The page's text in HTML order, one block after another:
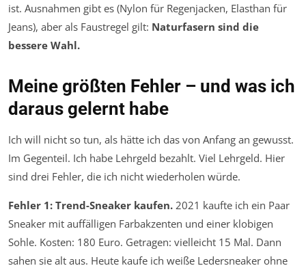
ist. Ausnahmen gibt es (Nylon für Regenjacken, Elasthan für
Jeans), aber als Faustregel gilt: Naturfasern sind die
bessere Wahl.
Meine größten Fehler – und was ich
daraus gelernt habe
Ich will nicht so tun, als hätte ich das von Anfang an gewusst.
Im Gegenteil. Ich habe Lehrgeld bezahlt. Viel Lehrgeld. Hier
sind drei Fehler, die ich nicht wiederholen würde.
Fehler 1: Trend-Sneaker kaufen. 2021 kaufte ich ein Paar
Sneaker mit auffälligen Farbakzenten und einer klobigen
Sohle. Kosten: 180 Euro. Getragen: vielleicht 15 Mal. Dann
sahen sie alt aus. Heute kaufe ich weiße Ledersneaker ohne